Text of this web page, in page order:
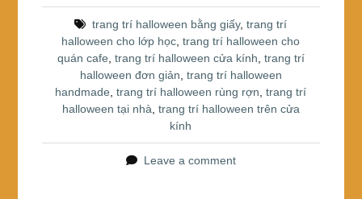
b
o
o
k
st
e trang trí halloween bằng giấy,trang trí
halloween cho lớp học ,trang trí halloween cho
quán cafe trang trí halloween cửa kính trang trí
halloween đơn giản trang trí halloween
handmade ,trang trí halloween rùng rợn ,trang trí
halloween tại nhà trang trí halloween trên cửa
kính
Leave a comment